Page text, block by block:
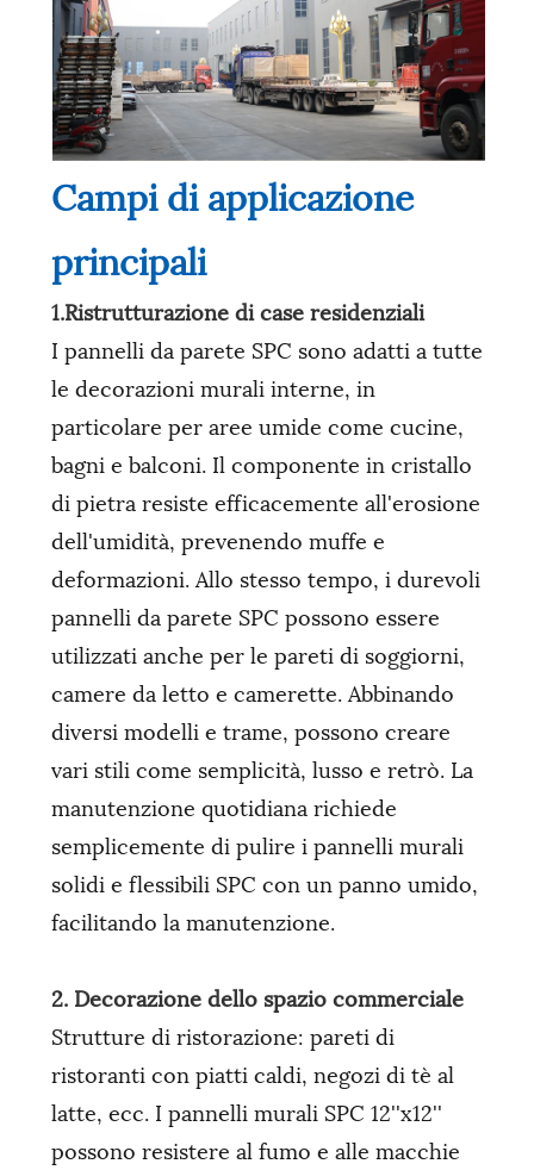
Campi di applicazione
principali
1.Ristrutturazione di case residenziali
I pannelli da parete SPC sono adatti a tutte
le decorazioni murali interne, in
particolare per aree umide come cucine,
bagni e balconi. Il componente in cristallo
di pietra resiste efficacemente all'erosione
dell'umidità, prevenendo muffe e
deformazioni. Allo stesso tempo, i durevoli
pannelli da parete SPC possono essere
utilizzati anche per le pareti di soggiorni,
camere da letto e camerette. Abbinando
diversi modelli e trame, possono creare
vari stili come semplicità, lusso e retrò. La
manutenzione quotidiana richiede
semplicemente di pulire i pannelli murali
solidi e flessibili SPC con un panno umido,
facilitando la manutenzione.
2. Decorazione dello spazio commerciale
Strutture di ristorazione: pareti di
ristoranti con piatti caldi, negozi di tè al
latte, ecc. I pannelli murali SPC 12''x12''
possono resistere al fumo e alle macchie